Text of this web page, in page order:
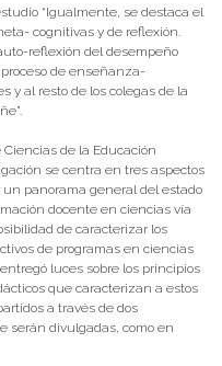
“Igualmente, se destaca el
cognitivas y de reflexión.
reflexión del desempeño
de enseñanza-
y al resto de los colegas de la
de la Educación
se centra en tres aspectos
panorama general del estado
docente en ciencias vía
de caracterizar los
de programas en ciencias
luces sobre los principios
que caracterizan a estos
a través de dos
serán divulgadas, como en